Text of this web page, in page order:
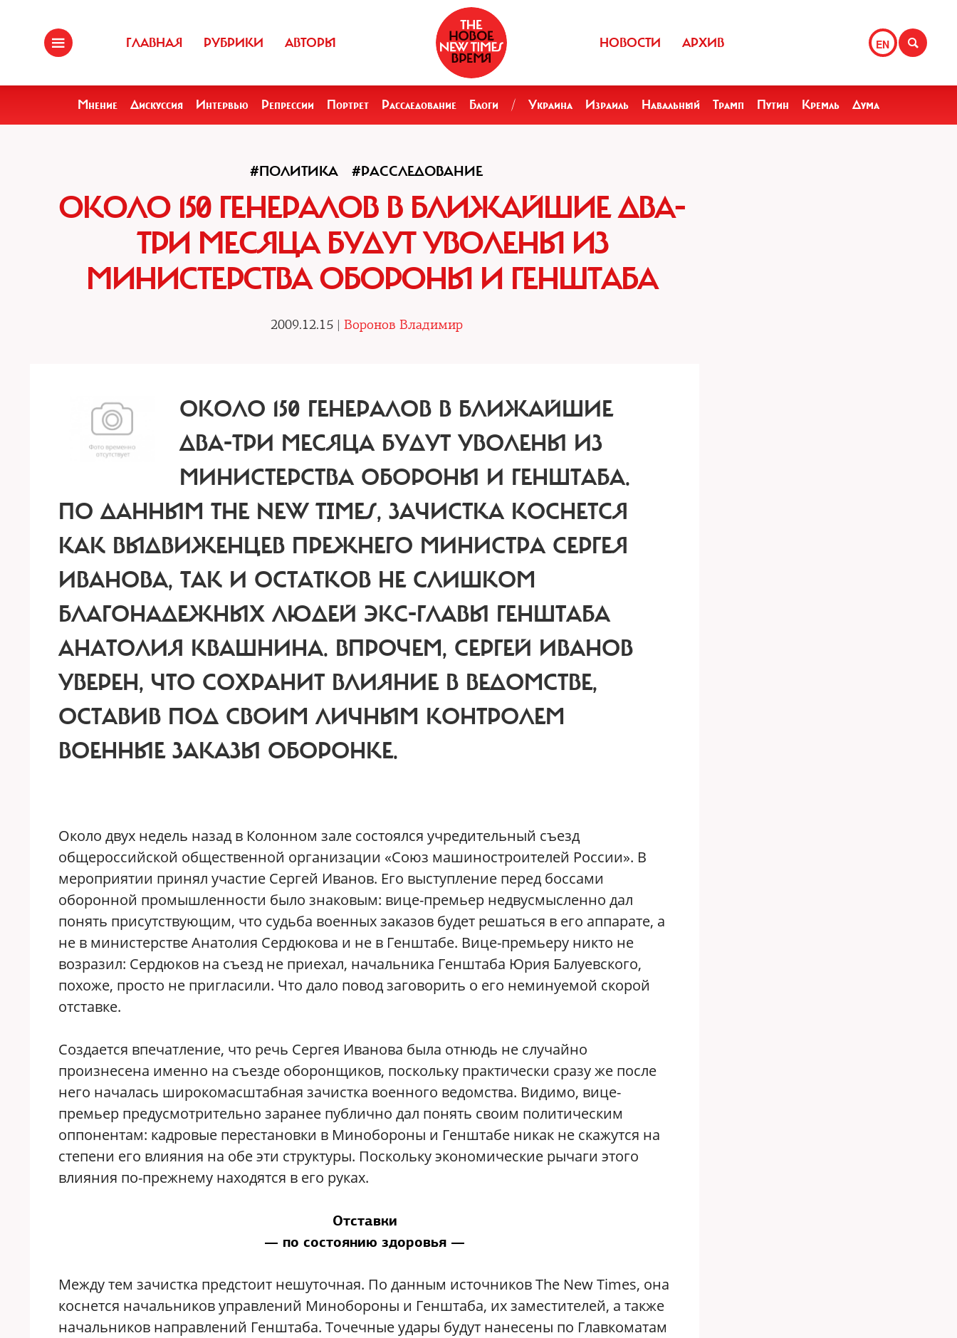
ГЛАВНАЯ РУБРИКИ АВТОРЫ EN
НОВОСТИ АРХИВ
Мнение Дискуссия Интервью Репрессии Портрет Расследование Блоги / Украина Израиль Навальный Трамп Путин Кремль Дума
#ПОЛИТИКА #РАССЛЕДОВАНИЕ
ОКОЛО 150 ГЕНЕРАЛОВ В БЛИЖАЙШИЕ ДВА-
ТРИ МЕСЯЦА БУДУТ УВОЛЕНЫ ИЗ
МИНИСТЕРСТВА ОБОРОНЫ И ГЕНШТАБА
2009.12.15 | Воронов Владимир
ОКОЛО 150 ГЕНЕРАЛОВ В БЛИЖАЙШИЕ
ДВА-ТРИ МЕСЯЦА БУДУТ УВОЛЕНЫ ИЗ
МИНИСТЕРСТВА ОБОРОНЫ И ГЕНШТАБА.
ПО ДАННЫМ THE NEW TIMES, ЗАЧИСТКА КОСНЕТСЯ
КАК ВЫДВИЖЕНЦЕВ ПРЕЖНЕГО МИНИСТРА СЕРГЕЯ
ИВАНОВА, ТАК И ОСТАТКОВ НЕ СЛИШКОМ
БЛАГОНАДЕЖНЫХ ЛЮДЕЙ ЭКС-ГЛАВЫ ГЕНШТАБА
АНАТОЛИЯ КВАШНИНА. ВПРОЧЕМ, СЕРГЕЙ ИВАНОВ
УВЕРЕН, ЧТО СОХРАНИТ ВЛИЯНИЕ В ВЕДОМСТВЕ,
ОСТАВИВ ПОД СВОИМ ЛИЧНЫМ КОНТРОЛЕМ
ВОЕННЫЕ ЗАКАЗЫ ОБОРОНКЕ.
Около двух недель назад в Колонном зале состоялся учредительный съезд
общероссийской общественной организации «Союз машиностроителей России». В
мероприятии принял участие Сергей Иванов. Его выступление перед боссами
оборонной промышленности было знаковым: вице-премьер недвусмысленно дал
понять присутствующим, что судьба военных заказов будет решаться в его аппарате, а
не в министерстве Анатолия Сердюкова и не в Генштабе. Вице-премьеру никто не
возразил: Сердюков на съезд не приехал, начальника Генштаба Юрия Балуевского,
похоже, просто не пригласили. Что дало повод заговорить о его неминуемой скорой
отставке.
Создается впечатление, что речь Сергея Иванова была отнюдь не случайно
произнесена именно на съезде оборонщиков, поскольку практически сразу же после
него началась широкомасштабная зачистка военного ведомства. Видимо, вице-
премьер предусмотрительно заранее публично дал понять своим политическим
оппонентам: кадровые перестановки в Минобороны и Генштабе никак не скажутся на
степени его влияния на обе эти структуры. Поскольку экономические рычаги этого
влияния по-прежнему находятся в его руках.
Отставки
— по состоянию здоровья —
Между тем зачистка предстоит нешуточная. По данным источников The New Times, она
коснется начальников управлений Минобороны и Генштаба, их заместителей, а также
начальников направлений Генштаба. Точечные удары будут нанесены по Главкоматам